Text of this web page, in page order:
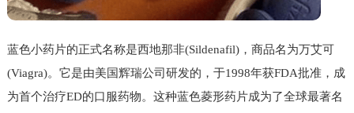
蓝色小药片的正式名称是西地那非(Sildenafil)，商品名为万艾可
(Viagra)。它是由美国辉瑞公司研发的，于1998年获FDA批准，成
为首个治疗ED的口服药物。这种蓝色菱形药片成为了全球最著名